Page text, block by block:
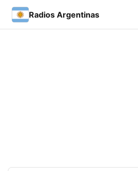
Radios Argentinas